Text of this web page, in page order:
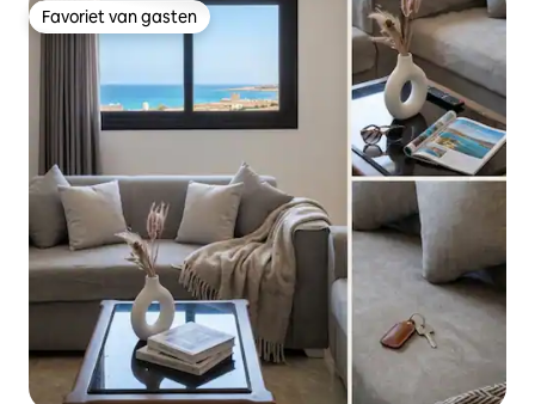
Favoriet van gasten
Favoriet van gasten